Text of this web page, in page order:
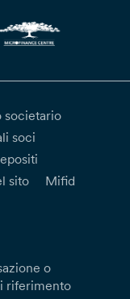
societario
soci
sito
Mifid
o
riferimento